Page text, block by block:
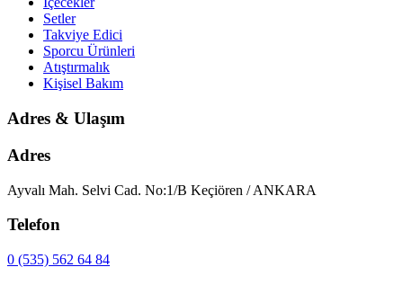
Setler
Takviye Edici
Sporcu Ürünleri
Atıştırmalık
Kişisel Bakım
Adres & Ulaşım
Adres
Ayvalı Mah. Selvi Cad. No:1/B Keçiören / ANKARA
Telefon
0 (535) 562 64 84